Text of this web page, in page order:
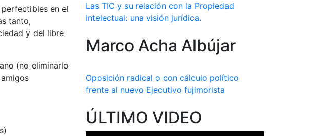
en el
tanto,
y del libre
(no eliminarlo
Las TIC y su relación con la Propiedad
Intelectual: una visión jurídica.
Marco Acha Albújar
Oposición radical o con cálculo político
frente al nuevo Ejecutivo fujimorista
ÚLTIMO VIDEO